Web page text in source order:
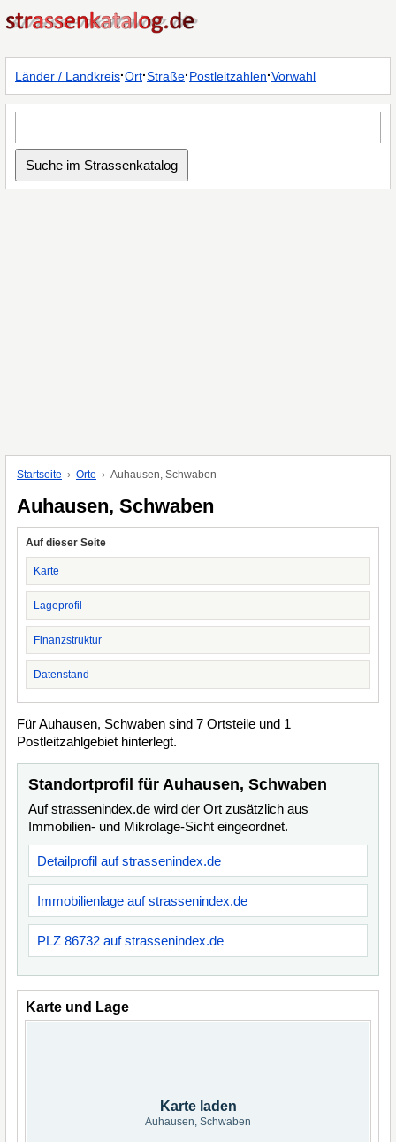
Länder / Landkreis·Ort·Straße·Postleitzahlen·Vorwahl
Startseite Orte Auhausen, Schwaben
Auhausen, Schwaben
Auf dieser Seite
Karte
Lageprofil
Finanzstruktur
Datenstand
Für Auhausen, Schwaben sind 7 Ortsteile und 1
Postleitzahlgebiet hinterlegt.
Standortprofil für Auhausen, Schwaben
Auf strassenindex.de wird der Ort zusätzlich aus
Immobilien- und Mikrolage-Sicht eingeordnet.
Detailprofil auf strassenindex.de
Immobilienlage auf strassenindex.de
PLZ 86732 auf strassenindex.de
Karte und Lage
Karte laden
Auhausen, Schwaben